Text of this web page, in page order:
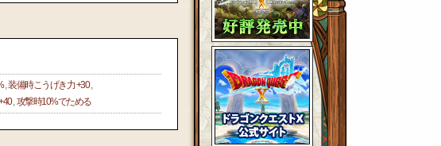
,装備時こうげき力 +30,
,攻撃時10%でためる